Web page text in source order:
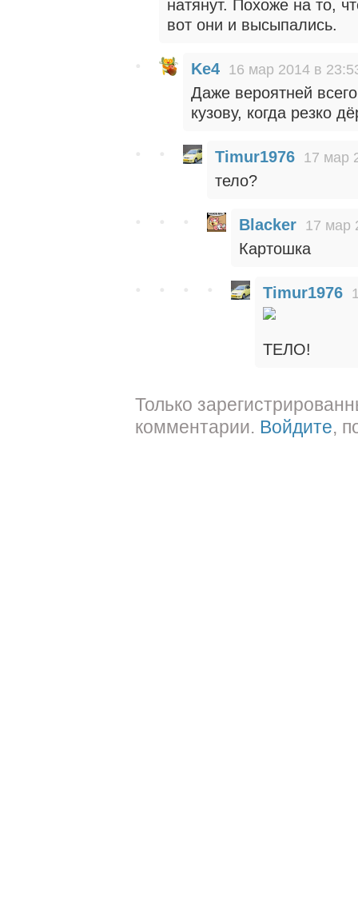
натянут. Похоже на то,
вот они и высыпались.
Ke4 16 мар 2014 в
Даже вероятней
кузову, когда резко
Timur1976 17 мар
тело?
Blacker 17 мар
Картошка
Timur1976
ТЕЛО!
Только
комментарии. Войдите,